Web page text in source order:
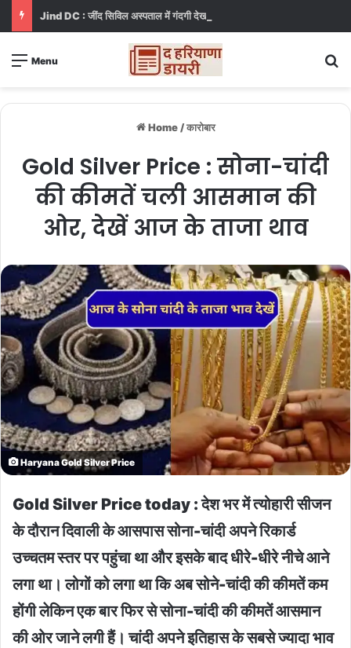
Menu
Home / कारोबार
Gold Silver Price : सोना-चांदी
की कीमतें चली आसमान की
ओर, देखें आज के ताजा थाव
Haryana Gold Silver Price
Gold Silver Price today : देश भर में त्योहारी सीजन
के दौरान दिवाली के आसपास सोना-चांदी अपने रिकार्ड
उच्चतम स्तर पर पहुंचा था और इसके बाद धीरे-धीरे नीचे आने
लगा था। लोगों को लगा था कि अब सोने-चांदी की कीमतें कम
होंगी लेकिन एक बार फिर से सोना-चांदी की कीमतें आसमान
की ओर जाने लगी हैं। चांदी अपने इतिहास के सबसे ज्यादा भाव